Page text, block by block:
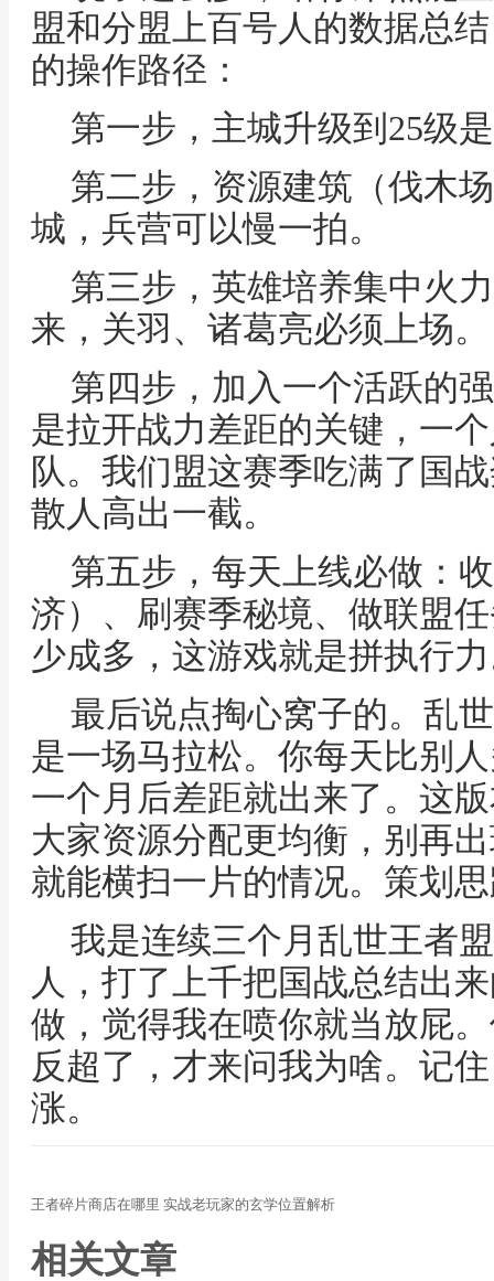
盟和分盟上百号人的数据总
的操作路径：
第一步，主城升级到25级
第二步，资源建筑（伐木
城，兵营可以慢一拍。
第三步，英雄培养集中火
来，关羽、诸葛亮必须上场。
第四步，加入一个活跃的
是拉开战力差距的关键，一
队。我们盟这赛季吃满了国
散人高出一截。
第五步，每天上线必做：
济）、刷赛季秘境、做联盟
少成多，这游戏就是拼执行
最后说点掏心窝子的。乱
是一场马拉松。你每天比别
一个月后差距就出来了。这
大家资源分配更均衡，别再
就能横扫一片的情况。策划
我是连续三个月乱世王者
人，打了上千把国战总结出
做，觉得我在喷你就当放屁
反超了，才来问我为啥。记
涨。
王者碎片商店在哪里 实战老玩家的玄学位置解析
相关文章